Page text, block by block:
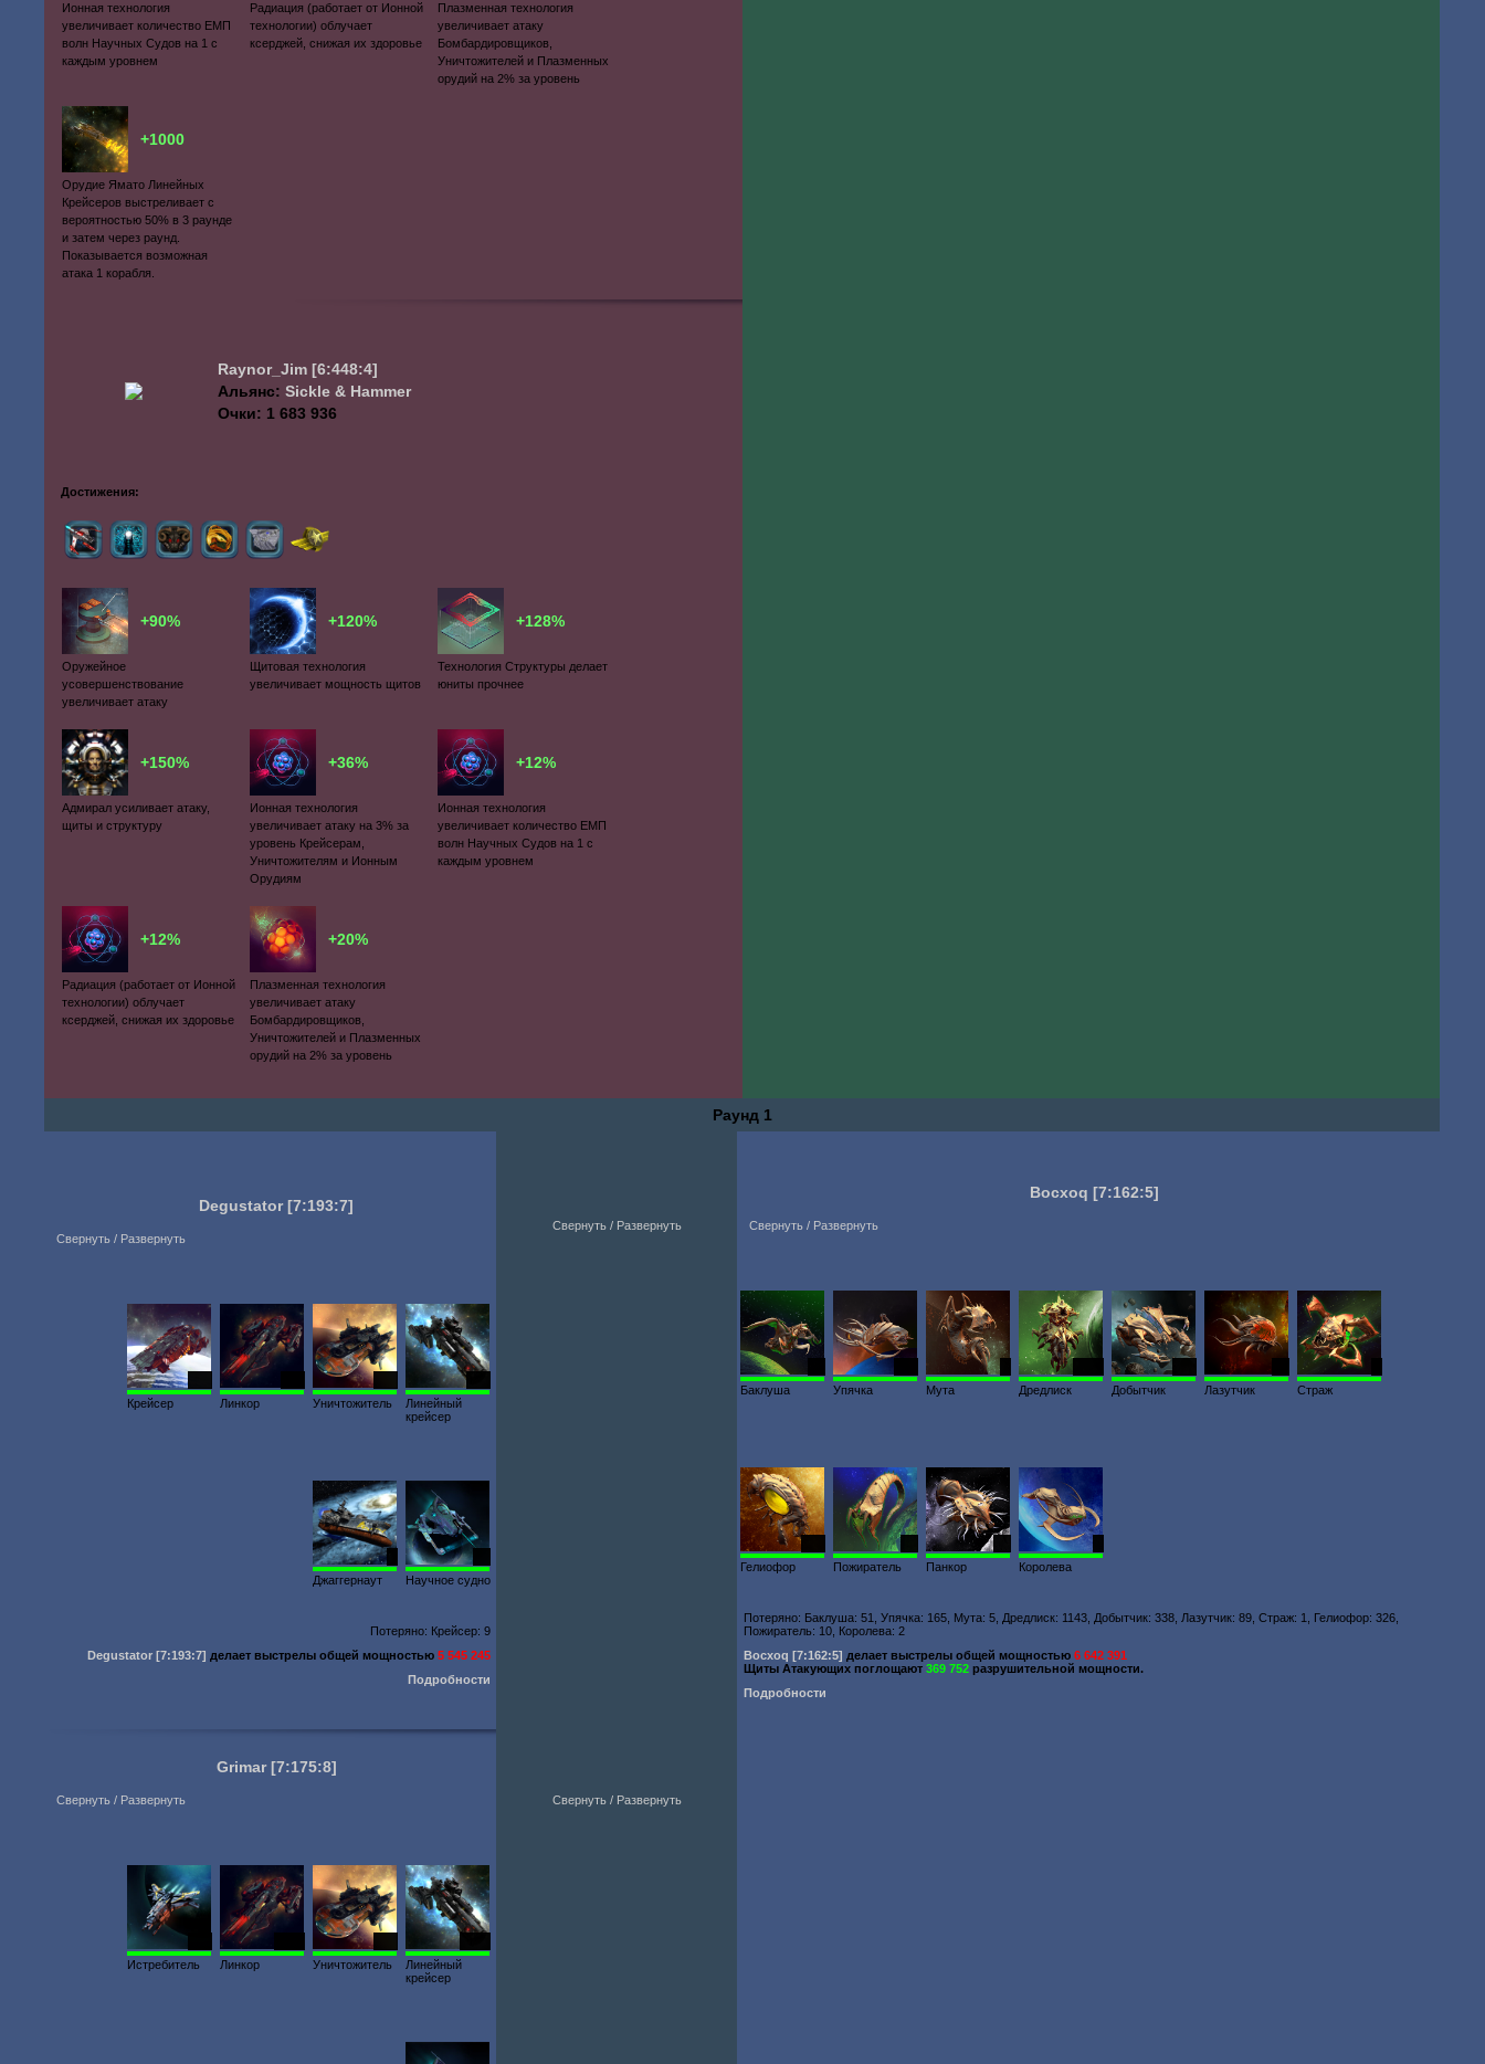
Ионная технология
увеличивает количество ЕМП
волн Научных Судов на 1 с
каждым уровнем
Радиация (работает от Ионной
технологии) облучает
ксерджей, снижая их здоровье
Плазменная технология
увеличивает атаку
Бомбардировщиков,
Уничтожителей и Плазменных
орудий на 2% за уровень
+1000
Орудие Ямато Линейных
Крейсеров выстреливает с
вероятностью 50% в 3 раунде
и затем через раунд.
Показывается возможная
атака 1 корабля.
Raynor_Jim [6:448:4]
Альянс:Sickle & Hammer
Очки: 1 683 936
Достижения:
+90%
Оружейное
усовершенствование
увеличивает атаку
+120%
Щитовая технология
увеличивает мощность щитов
+128%
Технология Структуры делает
юниты прочнее
+150%
Адмирал усиливает атаку,
щиты и структуру
+36%
Ионная технология
увеличивает атаку на 3% за
уровень Крейсерам,
Уничтожителям и Ионным
Орудиям
+12%
Ионная технология
увеличивает количество ЕМП
волн Научных Судов на 1 с
каждым уровнем
+12%
Радиация (работает от Ионной
технологии) облучает
ксерджей, снижая их здоровье
+20%
Плазменная технология
увеличивает атаку
Бомбардировщиков,
Уничтожителей и Плазменных
орудий на 2% за уровень
Раунд 1
Degustator [7:193:7]
Свернуть / Развернуть
Крейсер
Линкор
Уничтожитель
Линейный
крейсер
Джаггернаут
Научное судно
Потеряно: Крейсер: 9
Degustator [7:193:7] делает выстрелы общей мощностью5 545 245
Подробности
Свернуть / Развернуть
Bocxoq [7:162:5]
Свернуть / Развернуть
Баклуша
Упячка
Мута
Дредлиск
Добытчик
Лазутчик
Страж
Гелиофор
Пожиратель
Панкор
Королева
Потеряно: Баклуша: 51, Упячка: 165, Мута: 5, Дредлиск: 1143, Добытчик: 338, Лазутчик: 89, Страж: 1, Гелиофор: 326,
Пожиратель: 10, Королева: 2
Bocxoq [7:162:5] делает выстрелы общей мощностью6 642 391
Щиты Атакующих поглощают369 752 разрушительной мощности.
Подробности
Grimar [7:175:8]
Свернуть / Развернуть
Истребитель
Линкор
Уничтожитель
Линейный
крейсер
Свернуть / Развернуть